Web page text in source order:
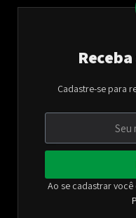
Cadastre-se para
Ao se cadastrar